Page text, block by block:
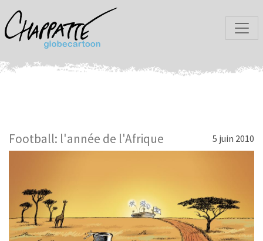
Football: l'année de l'Afrique 5 juin 2010